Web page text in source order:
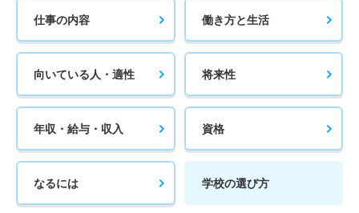
仕事の内容 働き方と生活
向いている人・適性 将来性
年収・給与・収入 資格
なるには 学校の選び方